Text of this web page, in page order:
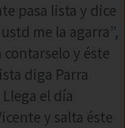
pasa lista y dice
me la agarra”,
y éste
diga Parra
el día
y salta éste